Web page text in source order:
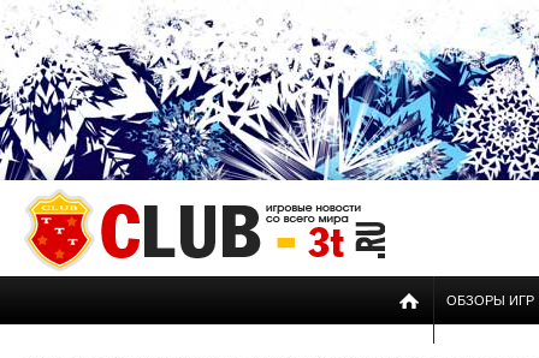
ОБЗОРЫ ИГР